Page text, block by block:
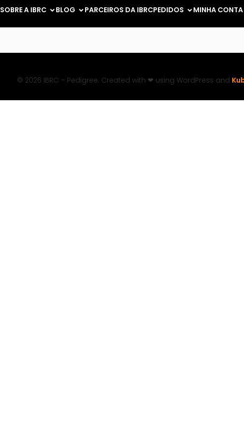
SOBRE A IBRC BLOG PARCEIROS DA IBRCPEDIDOS MINHA CONTA
© 2026 IBRC – Pedigree. Created with ❤ using WordPress and